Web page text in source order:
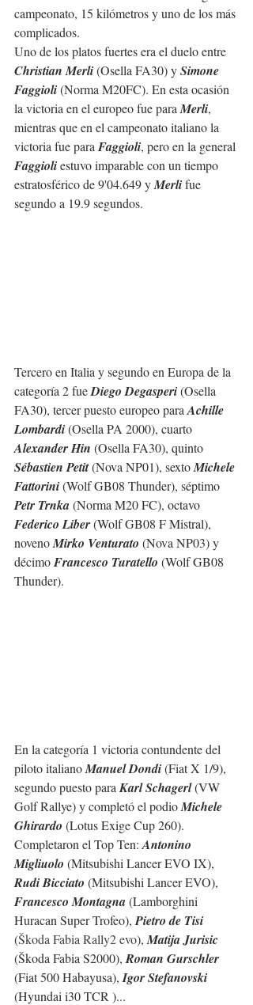
campeonato, 15 kilómetros y uno de los más
complicados.
Uno de los platos fuertes era el duelo entre
Christian Merli (Osella FA30) y Simone
Faggioli (Norma M20FC). En esta ocasión
la victoria en el europeo fue para Merli,
mientras que en el campeonato italiano la
victoria fue para Faggioli, pero en la general
Faggioli estuvo imparable con un tiempo
estratosférico de 9'04.649 y Merli fue
segundo a 19.9 segundos.
Tercero en Italia y segundo en Europa de la
categoría 2 fue Diego Degasperi (Osella
FA30), tercer puesto europeo para Achille
Lombardi (Osella PA 2000), cuarto
Alexander Hin (Osella FA30), quinto
Sébastien Petit (Nova NP01), sexto Michele
Fattorini (Wolf GB08 Thunder), séptimo
Petr Trnka (Norma M20 FC), octavo
Federico Liber (Wolf GB08 F Mistral),
noveno Mirko Venturato (Nova NP03) y
décimo Francesco Turatello (Wolf GB08
Thunder).
En la categoría 1 victoria contundente del
piloto italiano Manuel Dondi (Fiat X 1/9),
segundo puesto para Karl Schagerl (VW
Golf Rallye) y completó el podio Michele
Ghirardo (Lotus Exige Cup 260).
Completaron el Top Ten: Antonino
Migliuolo (Mitsubishi Lancer EVO IX),
Rudi Bicciato (Mitsubishi Lancer EVO),
Francesco Montagna (Lamborghini
Huracan Super Trofeo), Pietro de Tisi
(Škoda Fabia Rally2 evo), Matija Jurisic
(Škoda Fabia S2000), Roman Gurschler
(Fiat 500 Habayusa), Igor Stefanovski
(Hyundai i30 TCR )...